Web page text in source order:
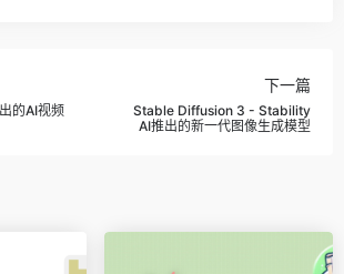
的AI视频
下一篇
Stable Diffusion 3 - Stability
AI推出的新一代图像生成模型